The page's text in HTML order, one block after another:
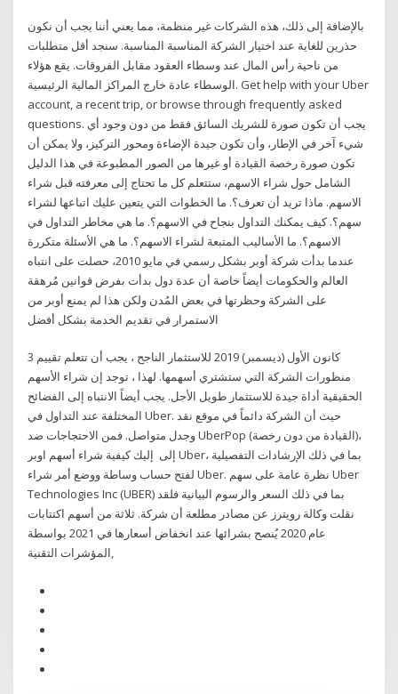
بالإضافة إلى ذلك، هذه الشركات غير منظمة، مما يعني أننا يجب أن نكون
حذرين للغاية عند اختيار الشركة المناسبة المناسبة. سنجد أقل متطلبات
من ناحية رأس المال عند وسطاء العقود مقابل الفروقات. يقع هؤلاء
الوسطاء عادة خارج المراكز المالية الرئيسية. Get help with your Uber
account, a recent trip, or browse through frequently asked
questions. يجب أن تكون صورة للشريك السائق فقط من دون وجود أي
شيء آخر في الإطار، وأن تكون جيدة الإضاءة ومحور التركيز، ولا يمكن أن
تكون صورة رخصة القيادة أو غيرها من الصور المطبوعة في هذا الدليل
الشامل حول شراء الاسهم، ستتعلم كل ما تحتاج إلى معرفته قبل شراء
الاسهم. ماذا تريد أن تعرف؟. ما الخطوات التي يتعين عليك اتباعها لشراء
سهم؟. كيف يمكنك التداول بنجاح في الاسهم؟. ما هي مخاطر التداول في
الاسهم؟. ما الأساليب المتبعة لشراء الاسهم؟. ما هي الأسئلة متكررة
عندما بدأت شركة أوبر بشكل رسمي في مايو 2010، حصلت على انتباه
العالم والحكومات أيضاً خاصة أن عدة دول بدأت بفرض قوانين مُرهقة
على الشركة وحظرتها في بعض المُدن ولكن هذا لم يمنع أوبر من
الاستمرار في تقديم الخدمة بشكل أفضل
3 كانون الأول (ديسمبر) 2019 للاستثمار الناجح ، يجب أن تتعلم تقييم
منظورات الشركة التي ستشتري أسهمها. لهذا ، توجد إن شراء الأسهم
الحقيقية أداة جيدة للاستثمار طويل الأجل. يجب أيضاً الانتباه إلى الفضائح
المختلفة عند التداول في Uber. حيث أن الشركة دائماً في موقع نقد
وجدل متواصل. فمن الاحتجاجات ضد UberPop (القيادة من دون رخصة)،
إلى إليك كيفية شراء أسهم اوبر Uber، بما في ذلك الإرشادات التفصيلية
لفتح حساب وساطة ووضع أمر شراء Uber. نظرة عامة على سهم Uber
Technologies Inc (UBER) بما في ذلك السعر والرسوم البيانية فلقد
نقلت وكالة رويترز عن مصادر مطلعة أن شركة. ثلاثة من أسهم اكتتابات
عام 2020 يُنصح بشرائها عند انخفاض أسعارها في 2021 بواسطة
المؤشرات التقنية,